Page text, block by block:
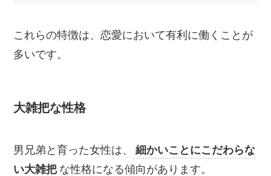
これらの特徴は、恋愛において有利に働くことが
多いです。
大雑把な性格
男兄弟と育った女性は、
細かいことにこだわらな
い大雑把 な性格になる傾向があります。